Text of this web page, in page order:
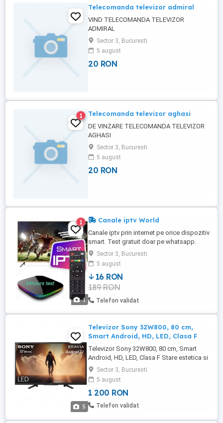
Telecomanda televizor admiral
VIND TELECOMANDA TELEVIZOR
ADMIRAL
Sector 3, Bucuresti
5 august
20 RON
1 Telecomanda televizor aghasi
DE VINZARE TELECOMANDA TELEVIZOR
AGHASI
Sector 3, Bucuresti
5 august
20 RON
1
1 Canale iptv World
Canale iptv prin internet pe orice dispozitiv
smart. Test gratuit doar pe whatsapp.
Sector 3, Bucuresti
5 august
16 RON
189 RON
Telefon validat
5
Televizor Sony 32W800, 80 cm,
Smart Android, HD, LED, Clasa F
Televizor Sony 32W800, 80 cm, Smart
Android, HD, LED, Clasa F Stare estetica si
de functionare impecabila, a fost folosit
foarte putin.
Sector 3, Bucuresti
5 august
1 200 RON
Telefon validat